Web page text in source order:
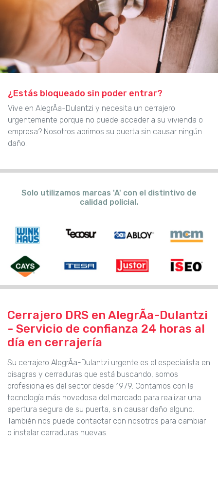
¿Estás bloqueado sin poder entrar?
Vive en AlegrÃ­a-Dulantzi y necesita un cerrajero
urgentemente porque no puede acceder a su vivienda o
empresa? Nosotros abrimos su puerta sin causar ningún
daño.
Solo utilizamos marcas 'A' con el distintivo de
calidad policial.
Cerrajero DRS en AlegrÃ­a-Dulantzi
- Servicio de confianza 24 horas al
día en cerrajería
Su cerrajero AlegrÃ­a-Dulantzi urgente es el especialista en
bisagras y cerraduras que está buscando, somos
profesionales del sector desde 1979. Contamos con la
tecnología más novedosa del mercado para realizar una
apertura segura de su puerta, sin causar daño alguno.
También nos puede contactar con nosotros para cambiar
o instalar cerraduras nuevas.